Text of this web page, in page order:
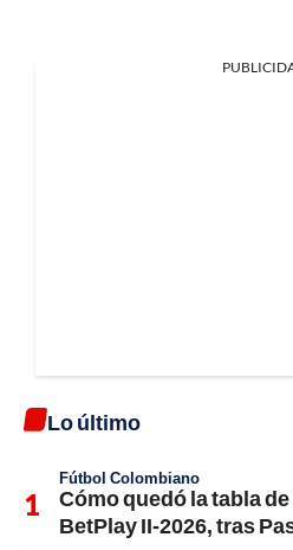
Lo último
Fútbol Colombiano
Cómo quedó la tabla
BetPlay II-2026, tras